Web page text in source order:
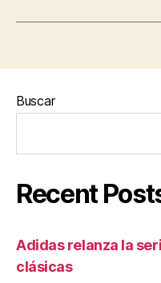
Buscar
Recent
Adidas relanza la
clásicas